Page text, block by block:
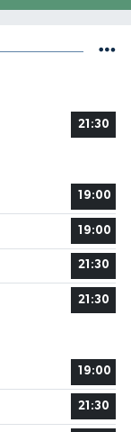
21:30
19:00
19:00
21:30
21:30
19:00
21:30